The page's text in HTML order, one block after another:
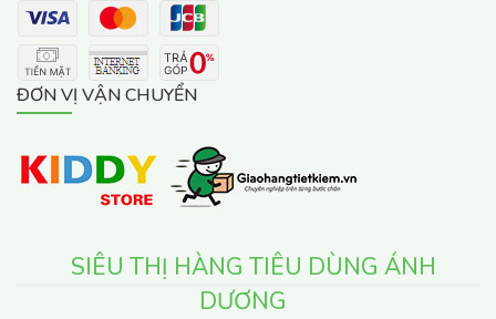
ĐƠN VỊ VẬN CHUYỂN
SIÊU THỊ HÀNG TIÊU DÙNG ÁNH
DƯƠNG